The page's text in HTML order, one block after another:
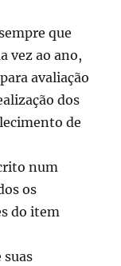
que
vez ao ano,
avaliação
dos
de
num
os
do item
suas